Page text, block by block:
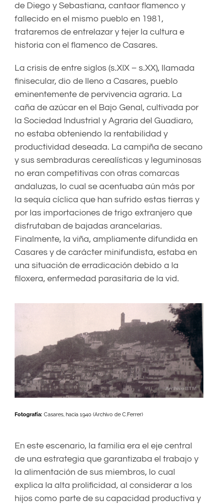
de Diego y Sebastiana, cantaor flamenco y
fallecido en el mismo pueblo en 1981,
trataremos de entrelazar y tejer la cultura e
historia con el flamenco de Casares.
La crisis de entre siglos (s.XIX – s.XX), llamada
finisecular, dio de lleno a Casares, pueblo
eminentemente de pervivencia agraria. La
caña de azúcar en el Bajo Genal, cultivada por
la Sociedad Industrial y Agraria del Guadiaro,
no estaba obteniendo la rentabilidad y
productividad deseada. La campiña de secano
y sus sembraduras cerealísticas y leguminosas
no eran competitivas con otras comarcas
andaluzas, lo cual se acentuaba aún más por
la sequía cíclica que han sufrido estas tierras y
por las importaciones de trigo extranjero que
disfrutaban de bajadas arancelarias.
Finalmente, la viña, ampliamente difundida en
Casares y de carácter minifundista, estaba en
una situación de erradicación debido a la
filoxera, enfermedad parasitaria de la vid.
Fotografía: Casares, hacia 1940 (Archivo de C.Ferrer)
En este escenario, la familia era el eje central
de una estrategia que garantizaba el trabajo y
la alimentación de sus miembros, lo cual
explica la alta prolificidad, al considerar a los
hijos como parte de su capacidad productiva y